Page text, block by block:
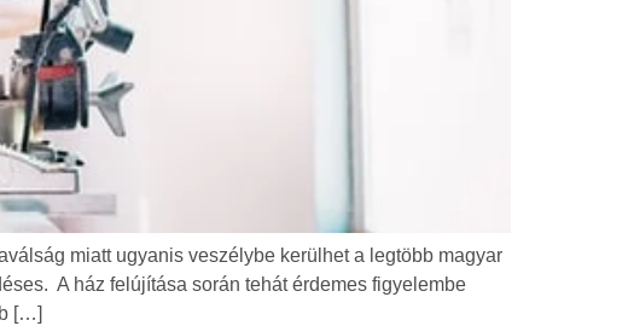
miatt ugyanis veszélybe kerülhet a legtöbb magyar
A ház felújítása során tehát érdemes figyelembe
[…]